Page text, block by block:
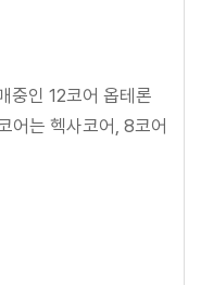
중인 12코어 옵테론
어는 헥사코어, 8코어